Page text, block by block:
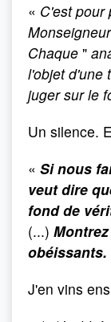
« C'est pour
Monseigneur
Chaque "
l'objet d'une
juger sur le
Un silence.
« Si nous
veut dire
fond de
(...)
J'en vins